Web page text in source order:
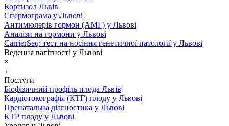
Кортизол Львів
Спермограма у Львові
Антимюлерів гормон (АМГ) у Львові
Аналізи на гормони у Львові
CarrierSeq: тест на носіння генетичної патології у Львові
Ведення вагітності у Львові
×
←
Послуги
Біофізичний профіль плода Львів
Кардіотокографія (КТГ) плоду у Львові
Пренатальна діагностика у Львові
КТР плоду у Львові